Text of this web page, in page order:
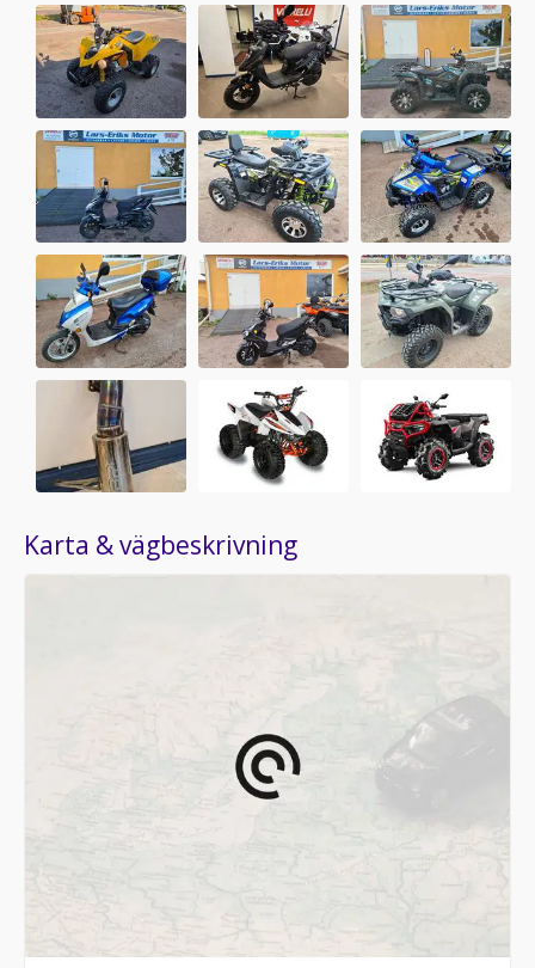
Karta & vägbeskrivning